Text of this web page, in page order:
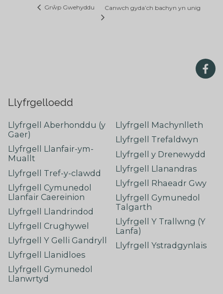
Grŵp Gwehyddu Canwch gyda’ch bachyn yn unig
Llyfrgelloedd
Llyfrgell Aberhonddu (y
Gaer)
Llyfrgell Llanfair-ym-
Muallt
Llyfrgell Tref-y-clawdd
Llyfrgell Cymunedol
Llanfair Caereinion
Llyfrgell Llandrindod
Llyfrgell Crughywel
Llyfrgell Y Gelli Gandryll
Llyfrgell Llanidloes
Llyfrgell Gymunedol
Llanwrtyd
Llyfrgell Machynlleth
Llyfrgell Trefaldwyn
Llyfrgell y Drenewydd
Llyfrgell Llanandras
Llyfrgell Rhaeadr Gwy
Llyfrgell Gymunedol
Talgarth
Llyfrgell Y Trallwng (Y
Lanfa)
Llyfrgell Ystradgynlais